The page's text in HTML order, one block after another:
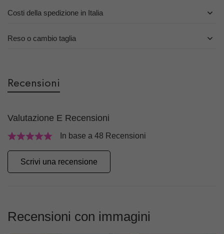
Costi della spedizione in Italia
Reso o cambio taglia
Recensioni
Valutazione E Recensioni
In base a 48 Recensioni
Scrivi una recensione
Recensioni con immagini